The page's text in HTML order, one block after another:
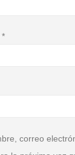
*
correo